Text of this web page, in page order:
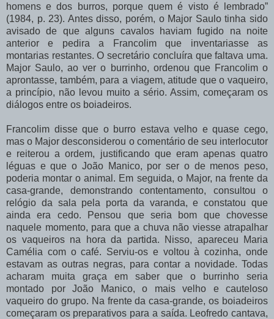
homens e dos burros, porque quem é visto é lembrado”
(1984, p. 23). Antes disso, porém, o Major Saulo tinha sido
avisado de que alguns cavalos haviam fugido na noite
anterior e pedira a Francolim que inventariasse as
montarias restantes. O secretário concluíra que faltava uma.
Major Saulo, ao ver o burrinho, ordenou que Francolim o
aprontasse, também, para a viagem, atitude que o vaqueiro,
a princípio, não levou muito a sério. Assim, começaram os
diálogos entre os boiadeiros.
Francolim disse que o burro estava velho e quase cego,
mas o Major desconsiderou o comentário de seu interlocutor
e reiterou a ordem, justificando que eram apenas quatro
léguas e que o João Manico, por ser o de menos peso,
poderia montar o animal. Em seguida, o Major, na frente da
casa-grande,
demonstrando contentamento, consultou
o
relógio da sala pela porta da varanda, e constatou que
ainda era cedo. Pensou que seria bom que
chovesse
naquele momento, para que a chuva não viesse atrapalhar
os vaqueiros na hora da partida. Nisso, apareceu Maria
Camélia com o café. Serviu-os e voltou à cozinha, onde
estavam as outras negras, para contar a novidade. Todas
acharam
muita graça
em saber que o burrinho seria
montado por João Manico, o mais velho e cauteloso
vaqueiro do grupo. Na frente da casa-grande, os boiadeiros
começaram os preparativos para a saída. Leofredo cantava,